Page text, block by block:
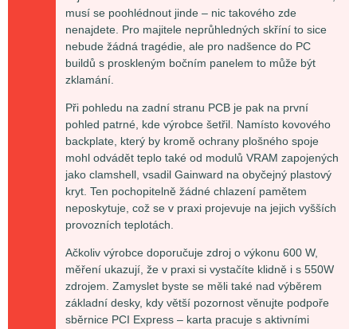
musí se poohlédnout jinde – nic takového zde
nenajdete. Pro majitele neprůhledných skříní to sice
nebude žádná tragédie, ale pro nadšence do PC
buildů s proskleným bočním panelem to může být
zklamání.
Při pohledu na zadní stranu PCB je pak na první
pohled patrné, kde výrobce šetřil. Namísto kovového
backplate, který by kromě ochrany plošného spoje
mohl odvádět teplo také od modulů VRAM zapojených
jako clamshell, vsadil Gainward na obyčejný plastový
kryt. Ten pochopitelně žádné chlazení pamětem
neposkytuje, což se v praxi projevuje na jejich vyšších
provozních teplotách.
Ačkoliv výrobce doporučuje zdroj o výkonu 600 W,
měření ukazují, že v praxi si vystačíte klidně i s 550W
zdrojem. Zamyslet byste se měli také nad výběrem
základní desky, kdy větší pozornost věnujte podpoře
sběrnice PCI Express – karta pracuje s aktivními